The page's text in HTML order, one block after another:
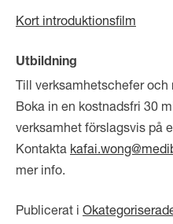
Kort introduktionsfilm
Utbildning
Till verksamhetschefer och
Boka in en kostnadsfri 30
verksamhet förslagsvis på
Kontakta
mer info.
Publicerat i